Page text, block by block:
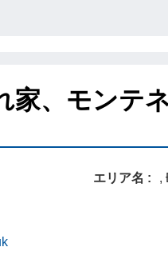
、モンテネ
エリア名 ,